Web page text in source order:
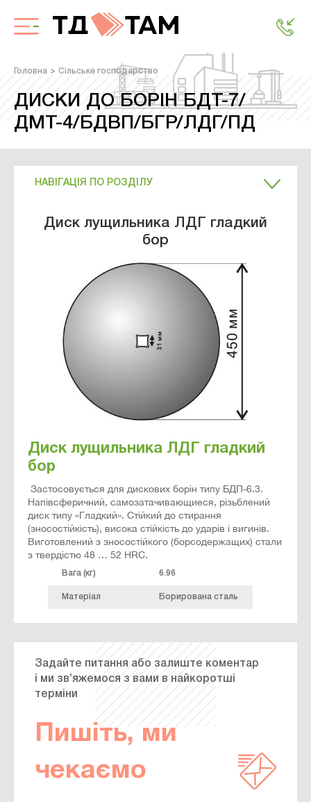
Головна Сільське господарство
ДИСКИ ДО БОРІН БДТ-7/
ДМТ-4/БДВП/БГР/ЛДГ/ПД
НАВІГАЦІЯ ПО РОЗДІЛУ
Диск лущильника ЛДГ гладкий
бор
Диск лущильника ЛДГ гладкий
бор
Застосовується для дискових борін типу БДП-6.3.
Напівсферичний, самозатачивающиеся, різьблений
диск типу «Гладкий». Стійкий до стирання
(зносостійкість), висока стійкість до ударів і вигинів.
Виготовлений з зносостійкого (борсодержащих) стали
з твердістю 48 … 52 HRC.
Вага (кг) 6.96
Матеріал Борирована сталь
Задайте питання або залиште коментар
і ми зв’яжемося з вами в найкоротші
терміни
Пишіть, ми
чекаємо